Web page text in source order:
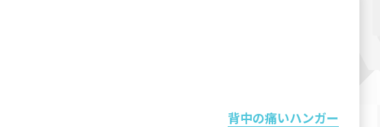
背中の痛いハンガー